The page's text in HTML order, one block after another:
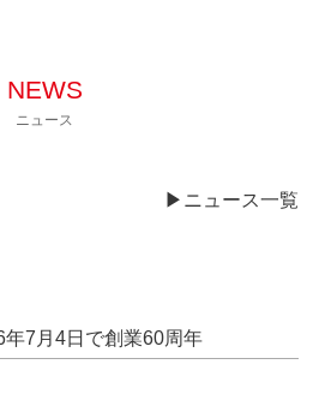
NEWS
ニュース
▶︎ニュース一覧
年7月4日で創業60周年